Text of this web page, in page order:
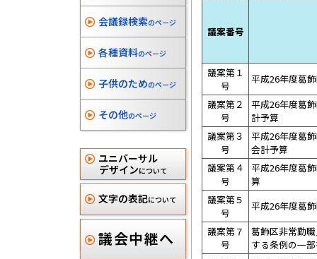
会議録検索のページ
各種資料のページ
子供のためのページ
その他のページ
ユニバーサル
デザインについて
文字の表記について
議会中継へ
議案番号
議案第１
号
平成26年度葛
議案第２
号
平成26年度葛
計予算
議案第３
号
平成26年度葛
会計予算
議案第４
号
平成26年度葛
算
議案第５
号
平成26年度葛
議案第７
号
葛飾区非常勤
する条例の一